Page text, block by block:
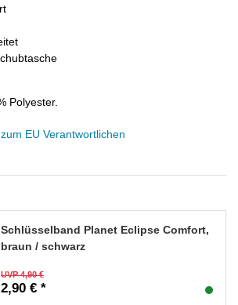
Polyester.
EU Verantwortlichen
Schlüsselband Planet Eclipse Comfort,
braun / schwarz
UVP 4,90 €
2,90 € *